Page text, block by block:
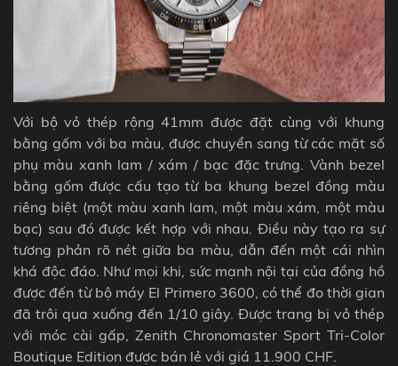
Với bộ vỏ thép rộng 41mm được đặt cùng với khung
bằng gốm với ba màu, được chuyển sang từ các mặt số
phụ màu xanh lam / xám / bạc đặc trưng. Vành bezel
bằng gốm được cấu tạo từ ba khung bezel đồng màu
riêng biệt (một màu xanh lam, một màu xám, một màu
bạc) sau đó được kết hợp với nhau. Điều này tạo ra sự
tương phản rõ nét giữa ba màu, dẫn đến một cái nhìn
khá độc đáo. Như mọi khi, sức mạnh nội tại của đồng hồ
được đến từ bộ máy El Primero 3600, có thể đo thời gian
đã trôi qua xuống đến 1/10 giây. Được trang bị vỏ thép
với móc cài gấp, Zenith Chronomaster Sport Tri-Color
Boutique Edition được bán lẻ với giá 11.900 CHF.